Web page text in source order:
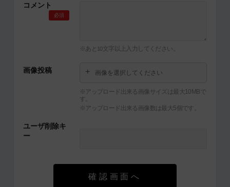
コメント
必須
※あと 10 文字以上入力してください。
画像投稿 画像を選択してください
※アップロード出来る画像サイズは最大10MBで
す。
※アップロード出来る画像数は最大5個です。
ユーザ削除キ
ー
確認画面へ